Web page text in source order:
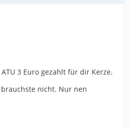
3 Euro gezahlt für dir Kerze.
nicht. Nur nen